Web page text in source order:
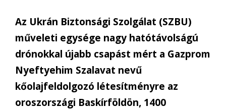
Az Ukrán Biztonsági Szolgálat (SZBU)
műveleti egysége nagy hatótávolságú
drónokkal újabb csapást mért a Gazprom
Nyeftyehim Szalavat nevű
kőolajfeldolgozó létesítményre az
oroszországi Baskírföldön, 1400